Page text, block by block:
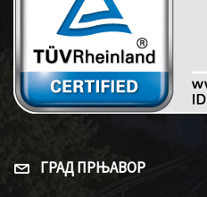
ГРАД ПРЊАВОР